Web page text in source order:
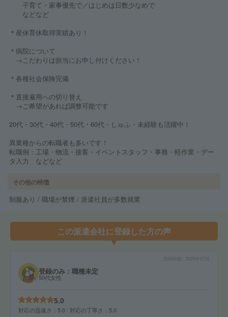
子育て・家事優先で／はじめは日数少なめで
などなど
＊産休育休取得実績あり！
＊病院について
→こだわりは担当にお申し付けください！
＊各種社会保険完備
＊直接雇用への切り替え
→ご希望があれば調整可能です
20代・30代・40代・50代・60代・しゅふ・未経験も活躍中！
異業種からの転職者も多いです！
転職例：工場・物流・接客・イベントスタッフ・事務・軽作業・デー
タ入力 などなど
その他の特徴
制服あり / 職場が禁煙 / 派遣社員が多数就業
この派遣会社に登録した方の声
2025年07月
登録のみ：職種未定
50代女性
5.0
対応の迅速さ 5.0 対応の丁寧さ 5.0